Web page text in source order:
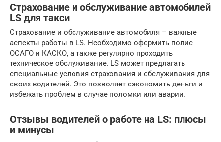
Страхование и обслуживание автомобилей
LS для такси
Страхование и обслуживание автомобиля – важные
аспекты работы в LS. Необходимо оформить полис
ОСАГО и КАСКО, а также регулярно проходить
техническое обслуживание. LS может предлагать
специальные условия страхования и обслуживания для
своих водителей. Это позволяет сэкономить деньги и
избежать проблем в случае поломки или аварии.
Отзывы водителей о работе на LS: плюсы
и минусы